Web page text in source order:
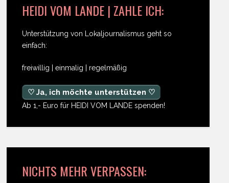
HEIDI VOM LANDE | ZAHLE ICH:
Unterstützung von Lokaljournalismus geht so
einfach:
freiwillig | einmalig | regelmäßig
♡ Ja, ich möchte unterstützen ♡
Ab 1,- Euro für HEIDI VOM LANDE spenden!
NICHTS MEHR VERPASSEN: